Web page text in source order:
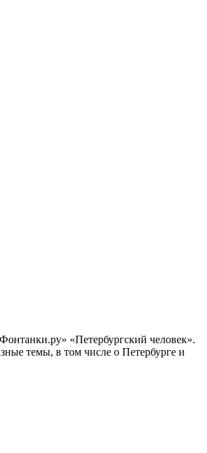
«Петербургский человек».
темы, в том числе о Петербурге и